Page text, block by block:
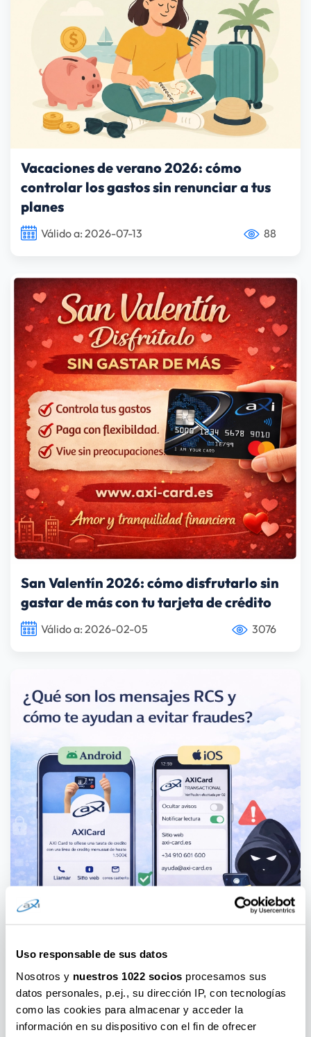
Uso responsable de sus datos
Nosotros y nuestros 1022 socios procesamos sus
datos personales, p.ej., su dirección IP, con tecnologías
como las cookies para almacenar y acceder la
información en su dispositivo con el fin de ofrecer
Vacaciones de verano 2026: cómo
controlar los gastos sin renunciar a tus
planes
Válido a: 2026-07-13 88
San Valentín 2026: cómo disfrutarlo sin
gastar de más con tu tarjeta de crédito
Válido a: 2026-02-05 3076
¿Qué son los mensajes RCS y cómo te
ayudan a evitar fraudes?
Válido a: 2026-02-04 3228